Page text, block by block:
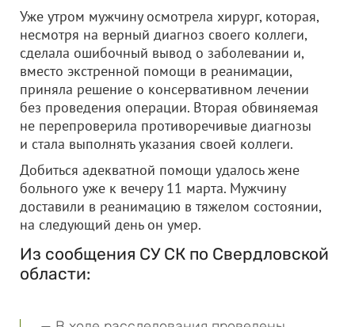
Уже утром мужчину осмотрела хирург, которая,
несмотря на верный диагноз своего коллеги,
сделала ошибочный вывод о заболевании и,
вместо экстренной помощи в реанимации,
приняла решение о консервативном лечении
без проведения операции. Вторая обвиняемая
не перепроверила противоречивые диагнозы
и стала выполнять указания своей коллеги.
Добиться адекватной помощи удалось жене
больного уже к вечеру 11 марта. Мужчину
доставили в реанимацию в тяжелом состоянии,
на следующий день он умер.
Из сообщения СУ СК по Свердловской
области: